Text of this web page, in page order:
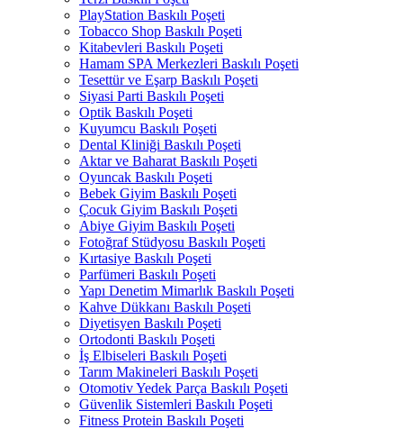
PlayStation Baskılı Poşeti
Tobacco Shop Baskılı Poşeti
Kitabevleri Baskılı Poşeti
Hamam SPA Merkezleri Baskılı Poşeti
Tesettür ve Eşarp Baskılı Poşeti
Siyasi Parti Baskılı Poşeti
Optik Baskılı Poşeti
Kuyumcu Baskılı Poşeti
Dental Kliniği Baskılı Poşeti
Aktar ve Baharat Baskılı Poşeti
Oyuncak Baskılı Poşeti
Bebek Giyim Baskılı Poşeti
Çocuk Giyim Baskılı Poşeti
Abiye Giyim Baskılı Poşeti
Fotoğraf Stüdyosu Baskılı Poşeti
Kırtasiye Baskılı Poşeti
Parfümeri Baskılı Poşeti
Yapı Denetim Mimarlık Baskılı Poşeti
Kahve Dükkanı Baskılı Poşeti
Diyetisyen Baskılı Poşeti
Ortodonti Baskılı Poşeti
İş Elbiseleri Baskılı Poşeti
Tarım Makineleri Baskılı Poşeti
Otomotiv Yedek Parça Baskılı Poşeti
Güvenlik Sistemleri Baskılı Poşeti
Fitness Protein Baskılı Poşeti